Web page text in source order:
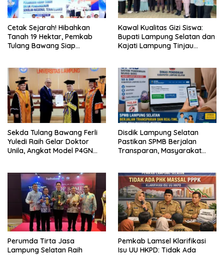
Cetak Sejarah! Hibahkan
Tanah 19 Hektar, Pemkab
Tulang Bawang Siap
Lampung
Kawal Kualitas Gizi Siswa:
Bupati Lampung Selatan dan
Kajati Lampung Tinjau
Sekda Tulang Bawang Ferli
Yuledi Raih Gelar Doktor
Unila, Angkat Model P4GN
Disdik Lampung Selatan
Pastikan SPMB Berjalan
Transparan, Masyarakat
Perumda Tirta Jasa
Lampung Selatan Raih
Pemkab Lamsel Klarifikasi
Isu UU HKPD: Tidak Ada